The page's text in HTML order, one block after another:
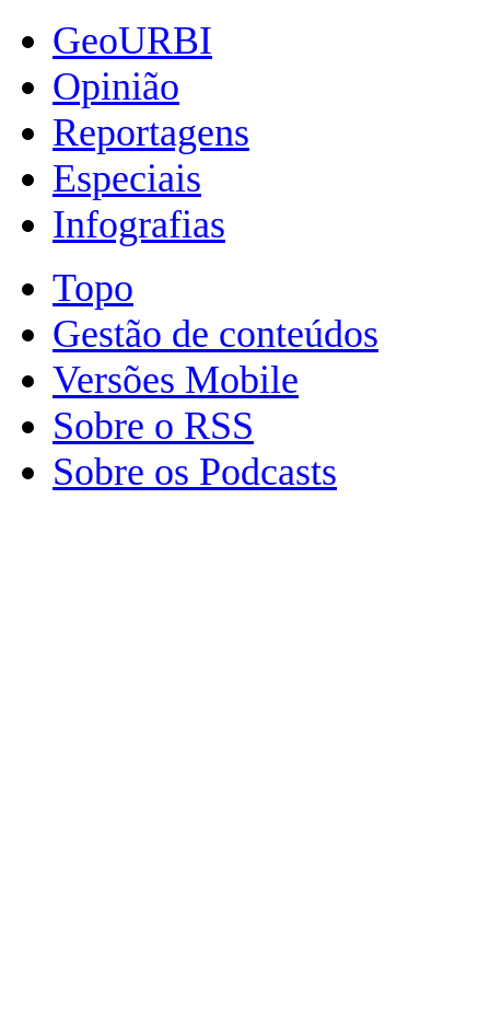
GeoURBI
Opinião
Reportagens
Especiais
Infografias
Topo
Gestão de conteúdos
Versões Mobile
Sobre o RSS
Sobre os Podcasts